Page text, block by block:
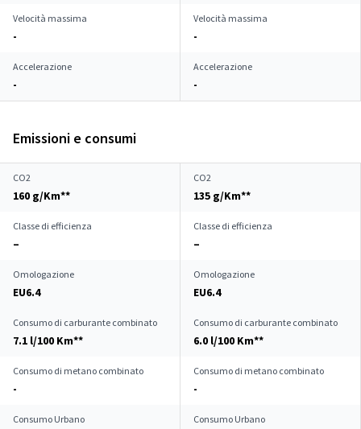
Velocità massima
-
Velocità massima
-
Accelerazione
-
Accelerazione
-
Emissioni e consumi
CO2
160 g/Km**
CO2
135 g/Km**
Classe di efficienza
–
Classe di efficienza
–
Omologazione
EU6.4
Omologazione
EU6.4
Consumo di carburante combinato
7.1 l/100 Km**
Consumo di carburante combinato
6.0 l/100 Km**
Consumo di metano combinato
-
Consumo di metano combinato
-
Consumo Urbano Consumo Urbano